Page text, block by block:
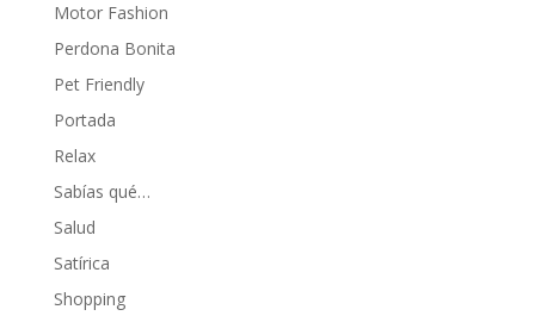
Motor Fashion
Perdona Bonita
Pet Friendly
Portada
Relax
Sabías qué…
Salud
Satírica
Shopping